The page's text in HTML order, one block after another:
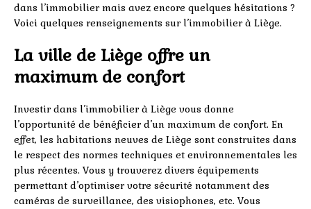
dans l’immobilier mais avez encore quelques hésitations ?
Voici quelques renseignements sur l’immobilier à Liège.
La ville de Liège offre un
maximum de confort
Investir dans l’immobilier à Liège vous donne
l’opportunité de bénéficier d’un maximum de confort. En
effet, les habitations neuves de Liège sont construites dans
le respect des normes techniques et environnementales les
plus récentes. Vous y trouverez divers équipements
permettant d’optimiser votre sécurité notamment des
caméras de surveillance, des visiophones, etc. Vous